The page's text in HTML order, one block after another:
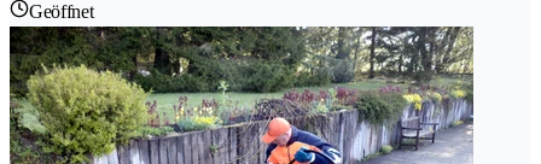
Geöffnet